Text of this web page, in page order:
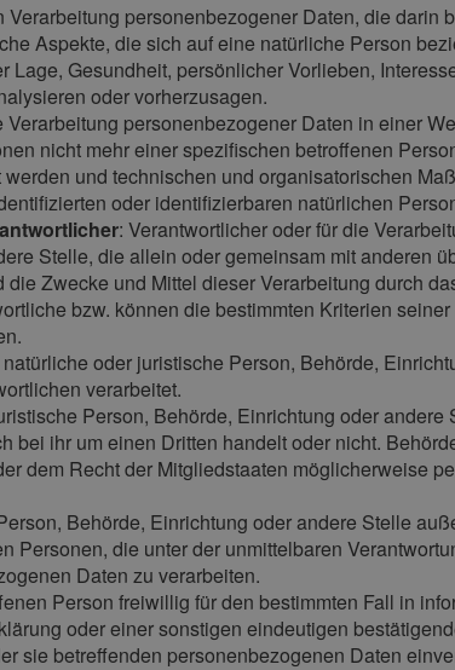
personenbezogener Daten, die darin
Aspekte, die sich auf eine natürliche Person
Gesundheit, persönlicher Vorlieben,
oder vorherzusagen.
personenbezogener Daten in einer
nicht mehr einer spezifischen betroffenen
und technischen und organisatorischen
oder identifizierbaren natürlichen
: Verantwortlicher oder für die
Stelle, die allein oder gemeinsam mit anderen
Zwecke und Mittel dieser Verarbeitung durch
bzw. können die bestimmten Kriterien
oder juristische Person, Behörde,
verarbeitet.
Person, Behörde, Einrichtung oder
bei ihr um einen Dritten handelt oder nicht.
dem Recht der Mitgliedstaaten möglicherweise
Behörde, Einrichtung oder andere Stelle
Personen, die unter der unmittelbaren
Daten zu verarbeiten.
Person freiwillig für den bestimmten Fall in
oder einer sonstigen eindeutigen
sie betreffenden personenbezogenen Daten